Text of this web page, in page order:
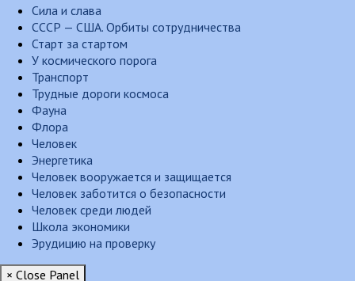
Сила и слава
СССР — США. Орбиты сотрудничества
Старт за стартом
У космического порога
Транспорт
Трудные дороги космоса
Фауна
Флора
Человек
Энергетика
Человек вооружается и защищается
Человек заботится о безопасности
Человек среди людей
Школа экономики
Эрудицию на проверку
× Close Panel